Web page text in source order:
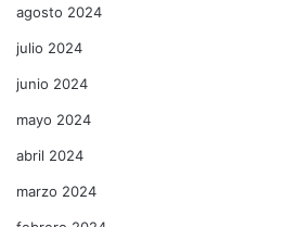
agosto 2024
julio 2024
junio 2024
mayo 2024
abril 2024
marzo 2024